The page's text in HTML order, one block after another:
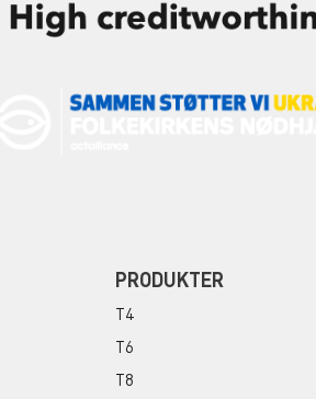
PRODUKTER
T4
T6
T8